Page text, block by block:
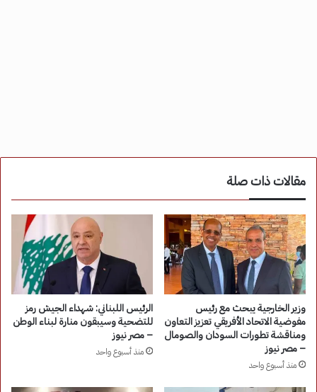
مقالات ذات صلة
وزير الخارجية يبحث مع رئيس
مفوضية الاتحاد الأفريقي تعزيز التعاون
ومناقشة تطورات السودان والصومال
– مصر نيوز
منذ أسبوع واحد
الرئيس اللبناني: شهداء الجيش رمز
للتضحية وسيبقون منارة لبناء الوطن
– مصر نيوز
منذ أسبوع واحد